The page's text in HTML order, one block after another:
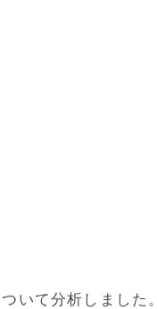
いて分析しました。